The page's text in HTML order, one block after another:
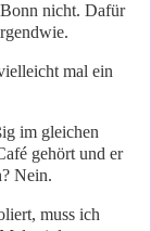
nicht. Dafür
mal ein
im gleichen
gehört und er
Nein.
muss ich